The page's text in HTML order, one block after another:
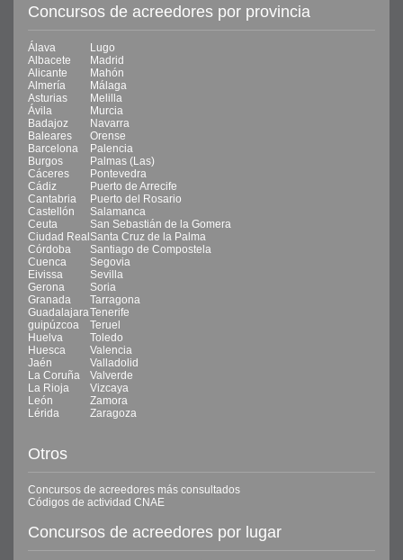
Concursos de acreedores por provincia
Álava
Lugo
Albacete
Madrid
Alicante
Mahón
Almería
Málaga
Asturias
Melilla
Ávila
Murcia
Badajoz
Navarra
Baleares
Orense
Barcelona
Palencia
Burgos
Palmas (Las)
Cáceres
Pontevedra
Cádiz
Puerto de Arrecife
Cantabria
Puerto del Rosario
Castellón
Salamanca
Ceuta
San Sebastián de la Gomera
Ciudad Real Santa Cruz de la Palma
Córdoba
Santiago de Compostela
Cuenca
Segovia
Eivissa
Sevilla
Gerona
Soria
Granada
Tarragona
GuadalajaraTenerife
guipúzcoa
Teruel
Huelva
Toledo
Huesca
Valencia
Jaén
Valladolid
La Coruña
Valverde
La Rioja
Vizcaya
León
Zamora
Lérida
Zaragoza
Otros
Concursos de acreedores más consultados
Códigos de actividad CNAE
Concursos de acreedores por lugar